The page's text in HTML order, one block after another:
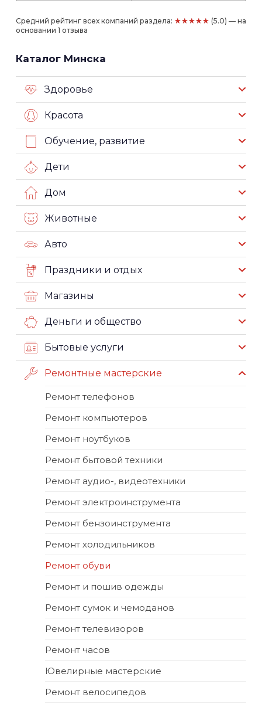
Средний рейтинг всех компаний раздела: ★★★★★ (5.0) — на
основании 1 отзыва
Каталог Минска
Здоровье
Красота
Обучение, развитие
Дети
Дом
Животные
Авто
Праздники и отдых
Магазины
Деньги и общество
Бытовые услуги
Ремонтные мастерские
Ремонт телефонов
Ремонт компьютеров
Ремонт ноутбуков
Ремонт бытовой техники
Ремонт аудио-, видеотехники
Ремонт электроинструмента
Ремонт бензоинструмента
Ремонт холодильников
Ремонт обуви
Ремонт и пошив одежды
Ремонт сумок и чемоданов
Ремонт телевизоров
Ремонт часов
Ювелирные мастерские
Ремонт велосипедов